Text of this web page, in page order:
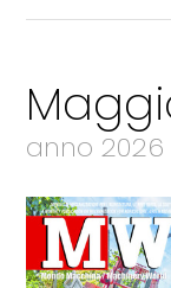
anno